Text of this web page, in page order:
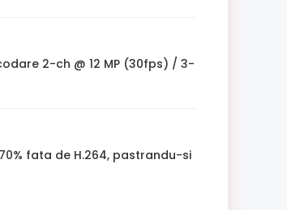
2-ch @ 12 MP (30fps) / 3-
fata de H.264, pastrandu-si